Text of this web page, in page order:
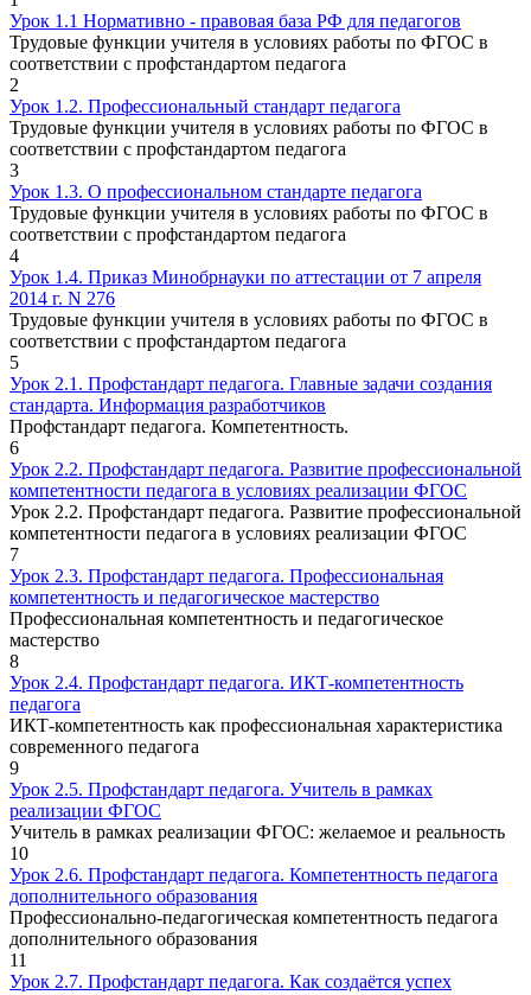
Урок 1.1 Нормативно - правовая база РФ для педагогов
Трудовые функции учителя в условиях работы по ФГОС в
соответствии с профстандартом педагога
2
Урок 1.2. Профессиональный стандарт педагога
Трудовые функции учителя в условиях работы по ФГОС в
соответствии с профстандартом педагога
3
Урок 1.3. О профессиональном стандарте педагога
Трудовые функции учителя в условиях работы по ФГОС в
соответствии с профстандартом педагога
4
Урок 1.4. Приказ Минобрнауки по аттестации от 7 апреля
2014 г. N 276
Трудовые функции учителя в условиях работы по ФГОС в
соответствии с профстандартом педагога
5
Урок 2.1. Профстандарт педагога. Главные задачи создания
стандарта. Информация разработчиков
Профстандарт педагога. Компетентность.
6
Урок 2.2. Профстандарт педагога. Развитие профессиональной
компетентности педагога в условиях реализации ФГОС
Урок 2.2. Профстандарт педагога. Развитие профессиональной
компетентности педагога в условиях реализации ФГОС
7
Урок 2.3. Профстандарт педагога. Профессиональная
компетентность и педагогическое мастерство
Профессиональная компетентность и педагогическое
мастерство
8
Урок 2.4. Профстандарт педагога. ИКТ-компетентность
педагога
ИКТ-компетентность как профессиональная характеристика
современного педагога
9
Урок 2.5. Профстандарт педагога. Учитель в рамках
реализации ФГОС
Учитель в рамках реализации ФГОС: желаемое и реальность
10
Урок 2.6. Профстандарт педагога. Компетентность педагога
дополнительного образования
Профессионально-педагогическая компетентность педагога
дополнительного образования
11
Урок 2.7. Профстандарт педагога. Как создаётся успех